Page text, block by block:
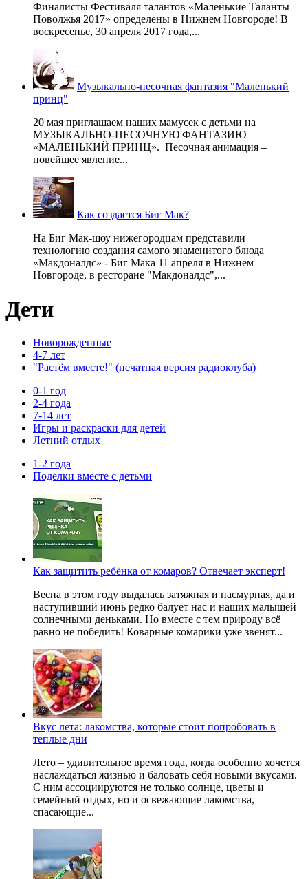
Финалисты Фестиваля талантов «Маленькие Таланты
Поволжья 2017» определены в Нижнем Новгороде! В
воскресенье, 30 апреля 2017 года,...
Музыкально-песочная фантазия "Маленький
принц"
20 мая приглашаем наших мамусек с детьми на
МУЗЫКАЛЬНО-ПЕСОЧНУЮ ФАНТАЗИЮ
«МАЛЕНЬКИЙ ПРИНЦ». Песочная анимация –
новейшее явление...
Как создается Биг Мак?
На Биг Мак-шоу нижегородцам представили
технологию создания самого знаменитого блюда
«Макдоналдс» - Биг Мака 11 апреля в Нижнем
Новгороде, в ресторане "Макдоналдс",...
Дети
Новорожденные
4-7 лет
"Растём вместе!" (печатная версия радиоклуба)
0-1 год
2-4 года
7-14 лет
Игры и раскраски для детей
Летний отдых
1-2 года
Поделки вместе с детьми
Как защитить ребёнка от комаров? Отвечает эксперт!
Весна в этом году выдалась затяжная и пасмурная, да и
наступивший июнь редко балует нас и наших малышей
солнечными деньками. Но вместе с тем природу всё
равно не победить! Коварные комарики уже звенят...
Вкус лета: лакомства, которые стоит попробовать в
теплые дни
Лето – удивительное время года, когда особенно хочется
наслаждаться жизнью и баловать себя новыми вкусами.
С ним ассоциируются не только солнце, цветы и
семейный отдых, но и освежающие лакомства,
спасающие...